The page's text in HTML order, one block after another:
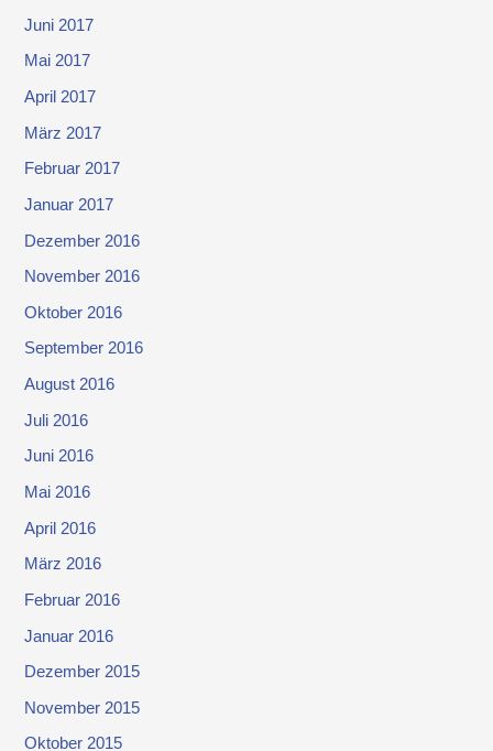
Juni 2017
Mai 2017
April 2017
März 2017
Februar 2017
Januar 2017
Dezember 2016
November 2016
Oktober 2016
September 2016
August 2016
Juli 2016
Juni 2016
Mai 2016
April 2016
März 2016
Februar 2016
Januar 2016
Dezember 2015
November 2015
Oktober 2015